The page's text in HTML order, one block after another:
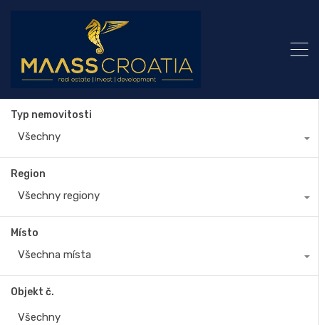
Typ nemovitosti
Všechny
Region
Všechny regiony
Místo
Všechna místa
Objekt č.